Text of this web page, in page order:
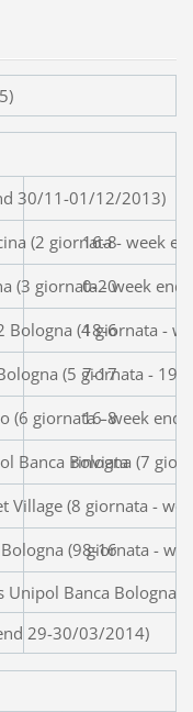
- week end
(2 giornata - week
16-8
(3 giornata - week
0-20
Bologna (4 giornata -
18-6
(5 giornata - 19/
7-17
(6 giornata - week
16-8
Banca Bologna (7
rinviata
Village (8 giornata -
(9 giornata -
8-16
Unipol Banca Bologna
end 29-30/03/2014)